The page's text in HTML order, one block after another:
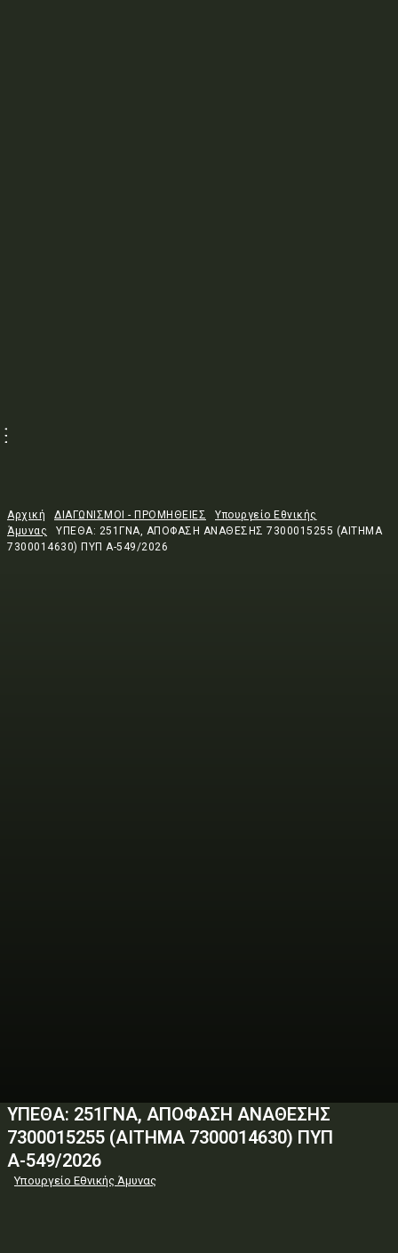
Αρχική ΔΙΑΓΩΝΙΣΜΟΙ - ΠΡΟΜΗΘΕΙΕΣ
Υπουργείο Εθνικής
Άμυνας
ΥΠΕΘΑ: 251ΓΝΑ, ΑΠΟΦΑΣΗ ΑΝΑΘΕΣΗΣ 7300015255 (ΑΙΤΗΜΑ
7300014630) ΠΥΠ Α-549/2026
ΥΠΕΘΑ: 251ΓΝΑ, ΑΠΟΦΑΣΗ ΑΝΑΘΕΣΗΣ
7300015255 (ΑΙΤΗΜΑ 7300014630) ΠΥΠ
Α-549/2026
Υπουργείο Εθνικής Άμυνας